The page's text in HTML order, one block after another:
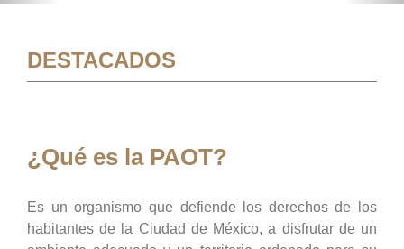
DESTACADOS
¿Qué es la PAOT?
Es un organismo que defiende los derechos de los
habitantes de la Ciudad de México, a disfrutar de un